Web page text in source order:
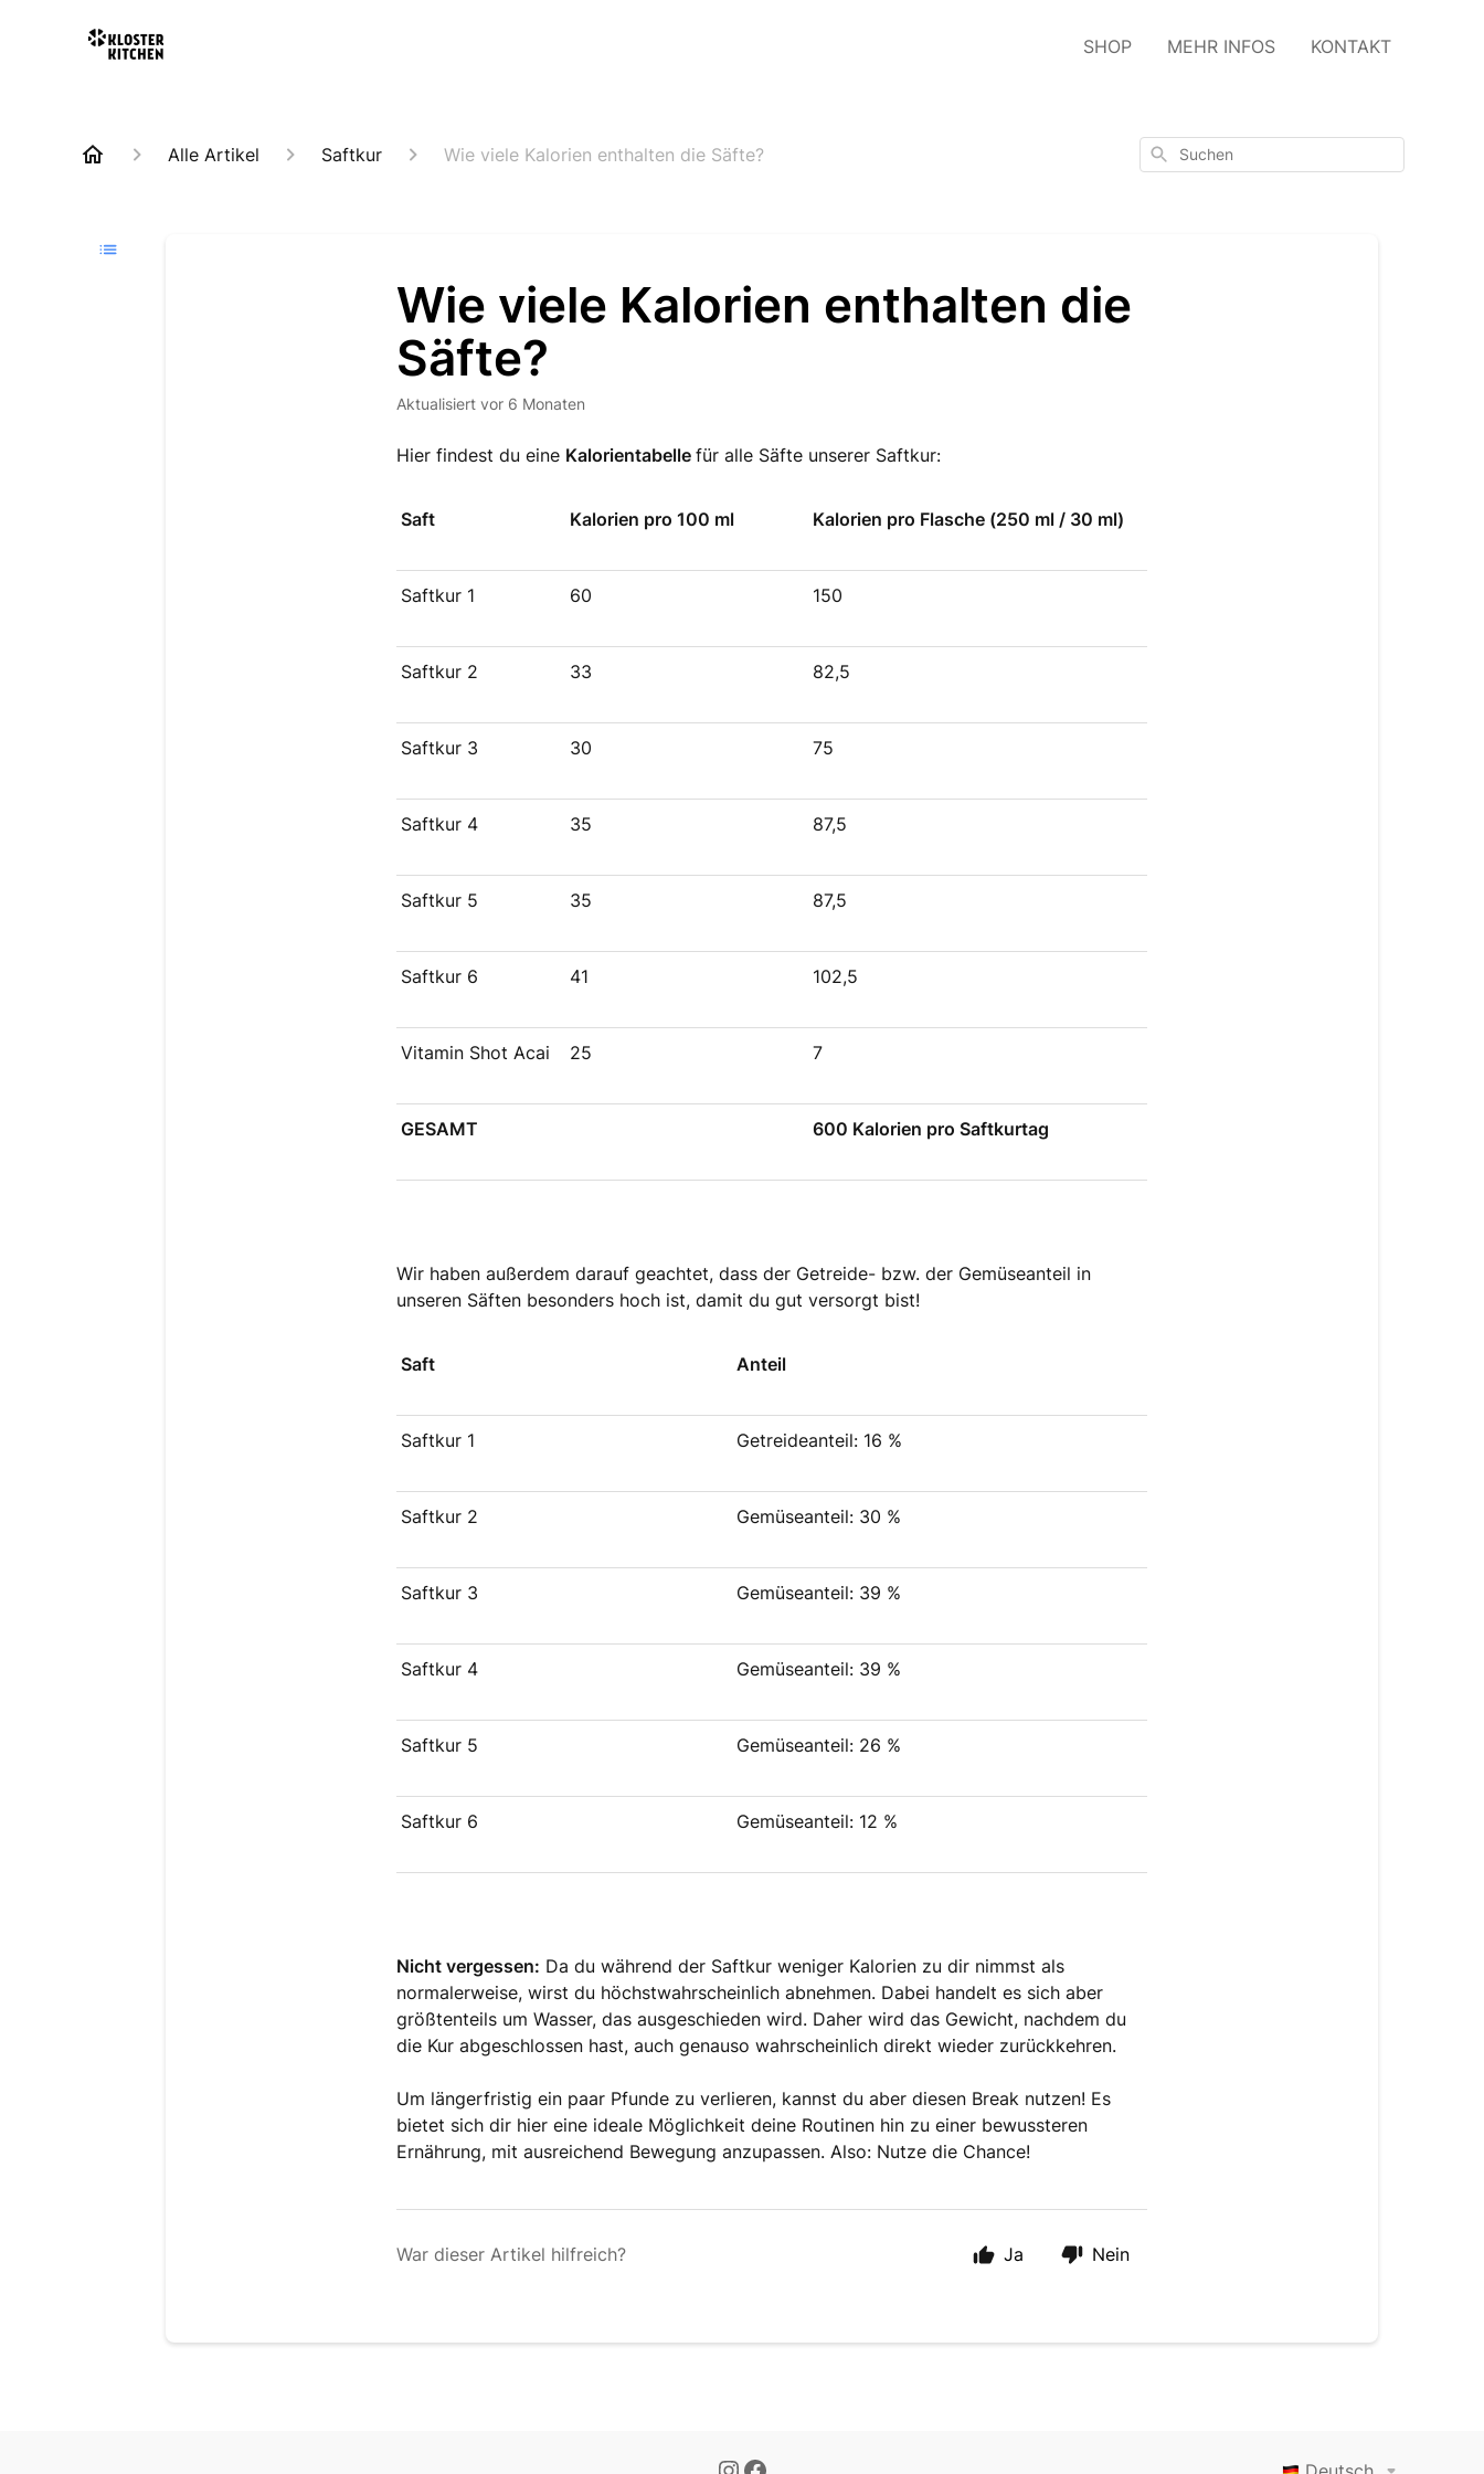
SHOP MEHR INFOS KONTAKT
Alle Artikel Saftkur Wie viele Kalorien enthalten die Säfte? Suchen
Wie viele Kalorien enthalten die
Säfte?
Aktualisiert vor 6 Monaten
Hier findest du eine Kalorientabellefür alle Säfte unserer Saftkur:
Saft Kalorien pro 100 ml Kalorien pro Flasche (250 ml / 30 ml)
Saftkur 1 60 150
Saftkur 2 33 82,5
Saftkur 3 30 75
Saftkur 4 35 87,5
Saftkur 5 35 87,5
Saftkur 6 41 102,5
Vitamin Shot Acai 25 7
GESAMT 600 Kalorien pro Saftkurtag
Wir haben außerdem darauf geachtet, dass der Getreide- bzw. der Gemüseanteil in
unseren Säften besonders hoch ist, damit du gut versorgt bist!
Saft Anteil
Saftkur 1 Getreideanteil: 16 %
Saftkur 2 Gemüseanteil: 30 %
Saftkur 3 Gemüseanteil: 39 %
Saftkur 4 Gemüseanteil: 39 %
Saftkur 5 Gemüseanteil: 26 %
Saftkur 6 Gemüseanteil: 12 %
Nicht vergessen: Da du während der Saftkur weniger Kalorien zu dir nimmst als
normalerweise, wirst du höchstwahrscheinlich abnehmen. Dabei handelt es sich aber
größtenteils um Wasser, das ausgeschieden wird. Daher wird das Gewicht, nachdem du
die Kur abgeschlossen hast, auch genauso wahrscheinlich direkt wieder zurückkehren.
Um längerfristig ein paar Pfunde zu verlieren, kannst du aber diesen Break nutzen! Es
bietet sich dir hier eine ideale Möglichkeit deine Routinen hin zu einer bewussteren
Ernährung, mit ausreichend Bewegung anzupassen. Also: Nutze die Chance!
War dieser Artikel hilfreich? Ja Nein